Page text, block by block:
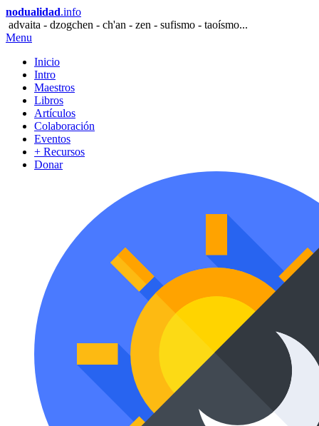
nodualidad.info
advaita - dzogchen - ch'an - zen - sufismo - taoísmo...
Menu
Inicio
Intro
Maestros
Libros
Artículos
Colaboración
Eventos
+ Recursos
Donar